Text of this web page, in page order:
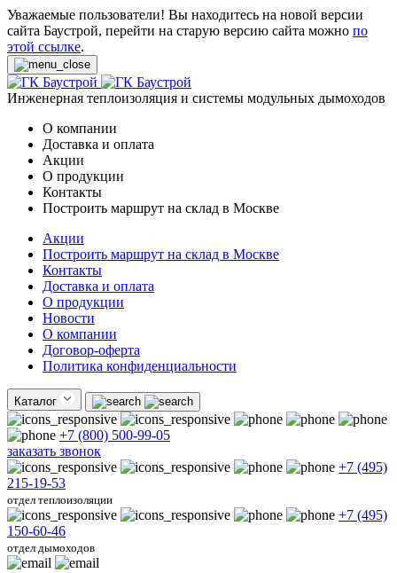
Уважаемые пользователи! Вы находитесь на новой версии
сайта Баустрой, перейти на старую версию сайта можно по
этой ссылке.
Инженерная теплоизоляция и системы модульных дымоходов
О компании
Доставка и оплата
Акции
О продукции
Контакты
Построить маршрут на склад в Москве
Акции
Построить маршрут на склад в Москве
Контакты
Доставка и оплата
О продукции
Новости
О компании
Договор-оферта
Политика конфиденциальности
Каталог
+7 (800) 500-99-05
заказать звонок
+7 (495)
215-19-53
отдел теплоизоляции
+7 (495)
150-60-46
отдел дымоходов